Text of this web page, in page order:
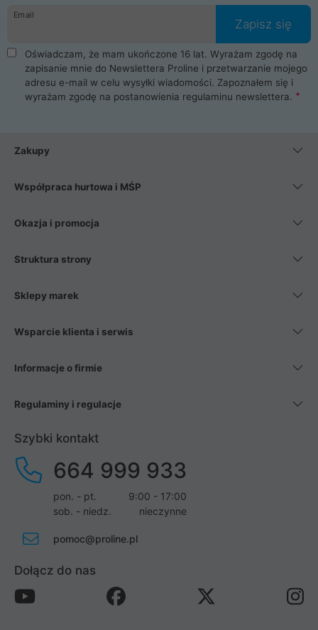
danych osobowych. Dlatego zakup notebooka albo laptopa w
ProLine to czysta przyjemność i pełne bezpieczeństwo.
Zaopatrzysz się u nas w akcesoria i części komputerowe
takie jak procesory, karty graficzne, płyty główne, pamięci,
dyski SSD, M.2 oraz HDD. Nasi pracownicy pomogą Ci wybrać
najlepszy zasilacz komputerowy oraz obudowę do komputera.
Poza komputerami mamy również najlepsze na rynku
Smartfony takich producentów jak Xiaomi, Apple, Samsung i
wentylatory. Na koniec mając już to wszystko, możesz
Email
Zapisz się
Oświadczam, że mam ukończone 16 lat. Wyrażam zgodę na
zapisanie mnie do Newslettera Proline i przetwarzanie mojego
adresu e-mail w celu wysyłki wiadomości. Zapoznałem się i
wyrażam zgodę na postanowienia regulaminu newslettera.
Zakupy
Współpraca hurtowa i MŚP
Okazja i promocja
Struktura strony
Sklepy marek
Wsparcie klienta i serwis
Informacje o firmie
Regulaminy i regulacje
Szybki kontakt
664 999 933
pon. - pt.
9:00 - 17:00
sob. - niedz.
nieczynne
pomoc@proline.pl
Dołącz do nas